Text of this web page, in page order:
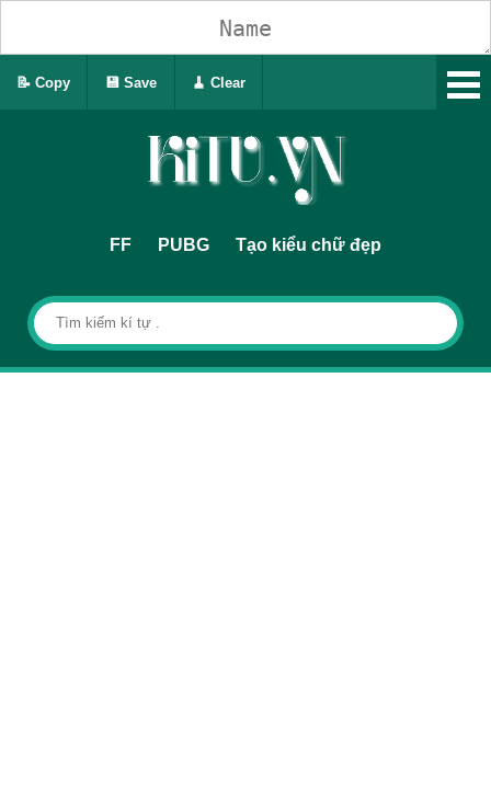
FF PUBG Tạo kiểu chữ đẹp
📝 Copy 💾 Save 🧹 Clear